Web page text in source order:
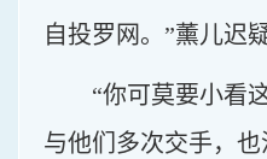
自投罗网。”薰儿迟
“你可莫要小看
与他们多次交手，